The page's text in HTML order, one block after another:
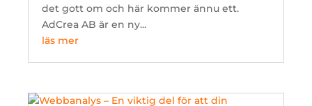
det gott om och här kommer ännu ett.
AdCrea AB är en ny...
läs mer